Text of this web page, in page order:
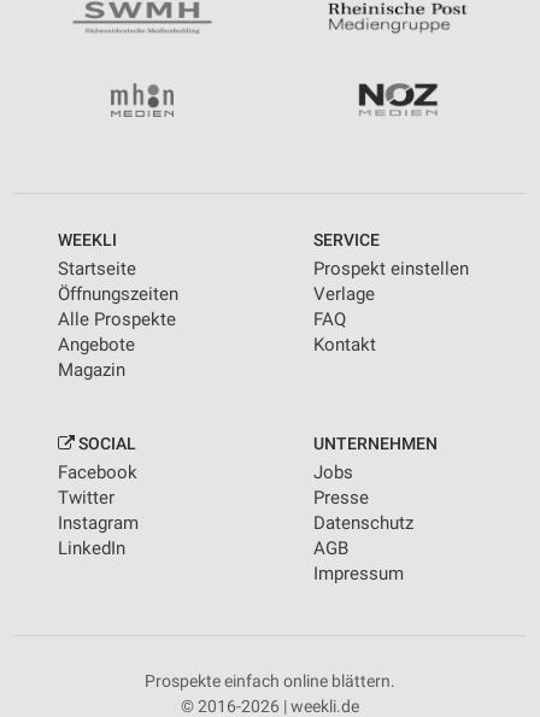
WEEKLI
Startseite
Öffnungszeiten
Alle Prospekte
Angebote
Magazin
SERVICE
Prospekt einstellen
Verlage
FAQ
Kontakt
SOCIAL
Facebook
Twitter
Instagram
LinkedIn
UNTERNEHMEN
Jobs
Presse
Datenschutz
AGB
Impressum
Prospekte einfach online blättern.
© 2016-2026 | weekli.de